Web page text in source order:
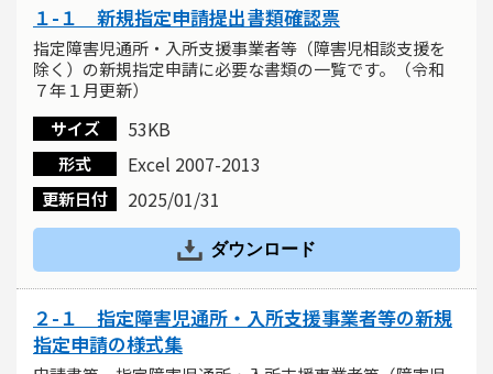
１-１ 新規指定申請提出書類確認票
指定障害児通所・入所支援事業者等（障害児相談支援を
除く）の新規指定申請に必要な書類の一覧です。（令和
７年１月更新）
サイズ
53KB
形式 Excel 2007-2013
更新日付 2025/01/31
ダウンロード
２-１ 指定障害児通所・入所支援事業者等の新規
指定申請の様式集